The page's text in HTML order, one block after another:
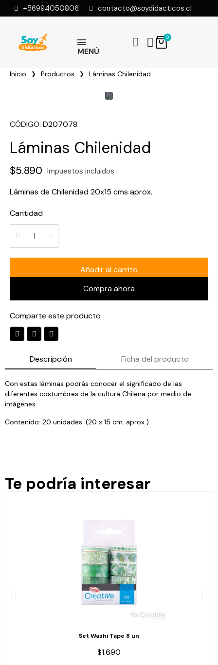
+56994050806 contacto@soydidacticos.cl
MENÚ
Inicio Productos Láminas Chilenidad
CÓDIGO D207078
Láminas Chilenidad
$5.890 Impuestos incluidos
Láminas de Chilenidad 20x15 cms aprox.
Cantidad
Añadir al carrito
Compra ahora
Comparte este producto
Descripción Ficha del producto
Con estas láminas podrás conocer el significado de las
diferentes costumbres de la cultura Chilena por medio de
imágenes.
Contenido: 20 unidades. (20 x 15 cm. aprox.)
Te podría interesar
Set Washi Tape 8 un
$1.690